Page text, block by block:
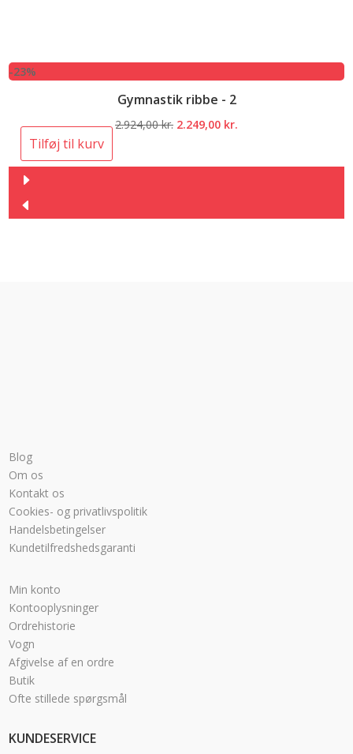
-23%
Gymnastik ribbe - 2
2.924,00kr. Den
2.249,00 kr.
Tilføj til kurv
Blog
Om os
Kontakt os
Cookies- og privatlivspolitik
Handelsbetingelser
Kundetilfredshedsgaranti
Min konto
Kontooplysninger
Ordrehistorie
Vogn
Afgivelse af en ordre
Butik
Ofte stillede spørgsmål
KUNDESERVICE